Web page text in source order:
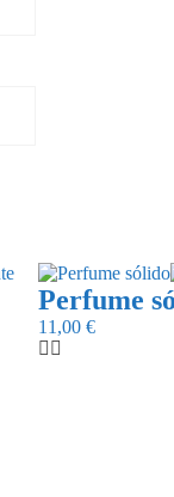
Perfume
11,00 €